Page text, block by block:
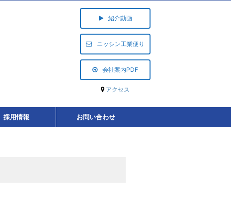
紹介動画
ニッシン工業便り
会社案内PDF
アクセス
採用情報 お問い合わせ